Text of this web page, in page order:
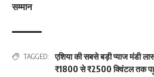
सम्मान
TAGGED: एशिया की सबसे बड़ी प्याज मंडी
₹1800 से ₹2500 क्विंटल तक